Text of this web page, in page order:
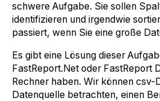
schwere Aufgabe. Sie sollen
identifizieren und irgendwie
passiert, wenn Sie eine große
Es gibt eine Lösung dieser
FastReport.Net oder FastReport
Rechner haben. Wir können csv-
Datenquelle betrachten, einen